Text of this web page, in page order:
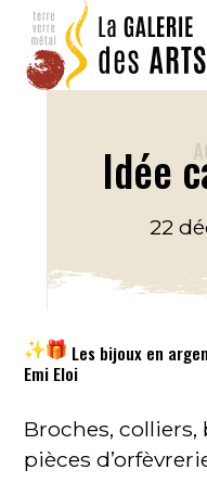
Aller
contenu
Idée
22
Les bijoux en
Emi Eloi
Broches, colliers,
pièces